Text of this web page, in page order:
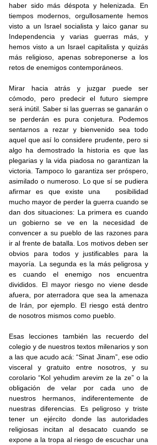
haber sido más déspota y helenizada. En
tiempos modernos, orgullosamente hemos
visto a un Israel socialista y laico ganar su
Independencia y varias guerras más, y
hemos visto a un Israel capitalista y quizás
más religioso, apenas sobreponerse a los
retos de enemigos contemporáneos.
Mirar hacia atrás y juzgar puede ser
cómodo, pero predecir el futuro siempre
será inútil. Saber si las guerras se ganarán o
se perderán es pura conjetura. Podemos
sentarnos a rezar y bienvenido sea todo
aquel que así lo considere prudente, pero si
algo ha demostrado la historia es que las
plegarias y la vida piadosa no garantizan la
victoria. Tampoco lo garantiza ser próspero,
asimilado o numeroso. Lo que sí se pudiera
afirmar es que existe una   posibilidad
mucho mayor de perder la guerra cuando se
dan dos situaciones: La primera es cuando
un gobierno se ve en la necesidad de
convencer a su pueblo de las razones para
ir al frente de batalla. Los motivos deben ser
obvios para todos y justificables para la
mayoría. La segunda es la más peligrosa y
es cuando el enemigo nos encuentra
divididos. El mayor riesgo no viene desde
afuera, por aterradora que sea la amenaza
de Irán, por ejemplo. El riesgo está dentro
de nosotros mismos como pueblo.
Esas lecciones también las recuerdo del
colegio y de nuestros textos milenarios y son
a las que acudo acá: “Sinat Jinam”, ese odio
visceral y gratuito entre nosotros, y su
corolario “Kol yehudim arevim ze la ze” o la
obligación de velar por cada uno de
nuestros hermanos, indiferentemente de
nuestras diferencias. Es peligroso y triste
tener un ejército donde las autoridades
religiosas incitan al desacato cuando se
expone a la tropa al riesgo de escuchar una